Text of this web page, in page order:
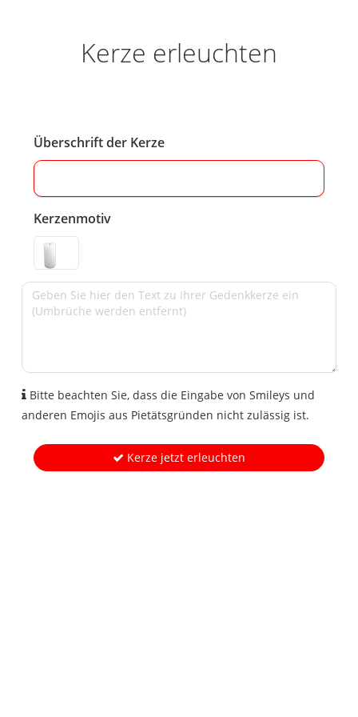
Kerze erleuchten
Überschrift der Kerze
Kerzenmotiv
Bitte beachten Sie, dass die Eingabe von Smileys und
anderen Emojis aus Pietätsgründen nicht zulässig ist.
Kerze jetzt erleuchten